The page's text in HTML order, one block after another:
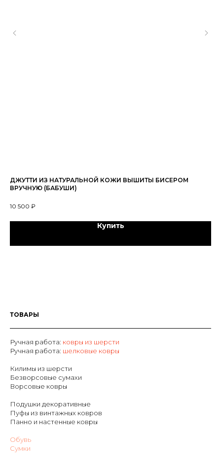
ДЖУТТИ ИЗ НАТУРАЛЬНОЙ КОЖИ ВЫШИТЫ БИСЕРОМ
ВРУЧНУЮ (БАБУШИ)
10 500 ₽
Купить
ТОВАРЫ
Ручная работа: ковры из шерсти
Ручная работа: шелковые ковры
Килимы из шерсти
Безворсовые сумахи
Ворсовые ковры
Подушки декоративные
Пуфы из винтажных ковров
Панно и настенные ковры
Обувь
Сумки